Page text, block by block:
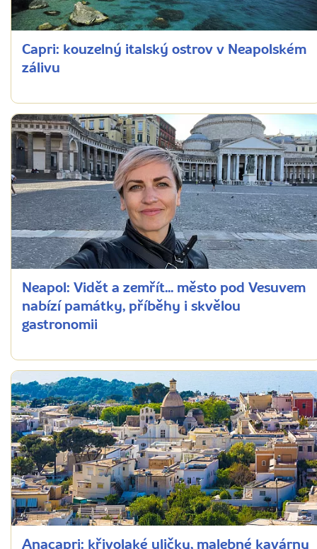
Capri: kouzelný italský ostrov v Neapolském
zálivu
Neapol: Vidět a zemřít... město pod Vesuvem
nabízí památky, příběhy i skvělou
gastronomii
Anacapri: křivolaké uličky, malebné kavárny